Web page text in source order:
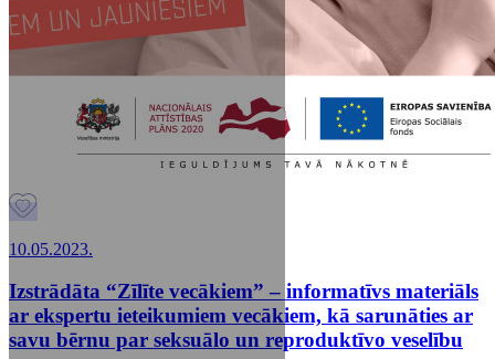
10.05.2023.
Izstrādāta “Zīlīte vecākiem” – informatīvs materiāls
ar ekspertu ieteikumiem vecākiem, kā sarunāties ar
savu bērnu par seksuālo un reproduktīvo veselību